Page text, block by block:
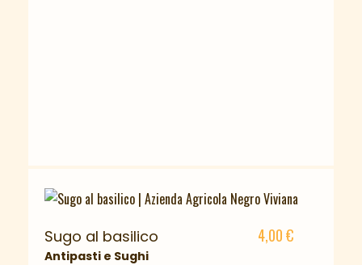
Sugo al basilico
Antipasti e Sughi
4,00€